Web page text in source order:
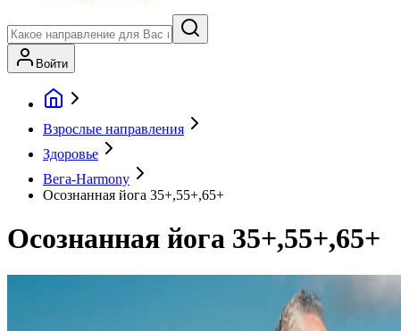
Войти
Взрослые направления
Здоровье
Вега-Harmony
Осознанная йога 35+,55+,65+
Осознанная йога 35+,55+,65+